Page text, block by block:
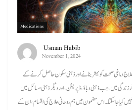
Medications
Usman Habib
November 1, 2024
دماغی صحت کو بہتر بنانے اور ذہنی سکون حاصل کرنے کے
میں، جب ذہنی دباؤ، ڈپریشن، اور دیگر ذہنی مسائل میں
کیا جا سکتا۔ اس مضمون میں ہم روحانی علاج کی اقسام، ان کے